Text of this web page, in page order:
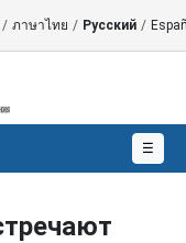
/ ภาษาไทย / Русский /
☰